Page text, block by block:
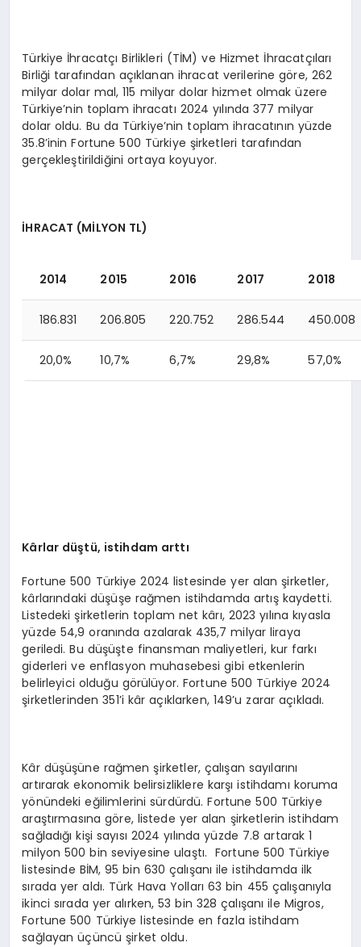
Türkiye İhracatçı Birlikleri (TİM) ve Hizmet İhracatçıları
Birliği tarafından açıklanan ihracat verilerine göre, 262
milyar dolar mal, 115 milyar dolar hizmet olmak üzere
Türkiye’nin toplam ihracatı 2024 yılında 377 milyar
dolar oldu. Bu da Türkiye’nin toplam ihracatının yüzde
35.8’inin Fortune 500 Türkiye şirketleri tarafından
gerçekleştirildiğini ortaya koyuyor.
İHRACAT (MİLYON TL)
2014 2015 2016 2017 2018
186.831 206.805 220.752 286.544 450.008
20,0% 10,7% 6,7% 29,8% 57,0%
Kârlar düştü, istihdam arttı
Fortune 500 Türkiye 2024 listesinde yer alan şirketler,
kârlarındaki düşüşe rağmen istihdamda artış kaydetti.
Listedeki şirketlerin toplam net kârı, 2023 yılına kıyasla
yüzde 54,9 oranında azalarak 435,7 milyar liraya
geriledi. Bu düşüşte finansman maliyetleri, kur farkı
giderleri ve enflasyon muhasebesi gibi etkenlerin
belirleyici olduğu görülüyor. Fortune 500 Türkiye 2024
şirketlerinden 351’i kâr açıklarken, 149’u zarar açıkladı.
Kâr düşüşüne rağmen şirketler, çalışan sayılarını
artırarak ekonomik belirsizliklere karşı istihdamı koruma
yönündeki eğilimlerini sürdürdü. Fortune 500 Türkiye
araştırmasına göre, listede yer alan şirketlerin istihdam
sağladığı kişi sayısı 2024 yılında yüzde 7.8 artarak 1
milyon 500 bin seviyesine ulaştı. Fortune 500 Türkiye
listesinde BİM, 95 bin 630 çalışanı ile istihdamda ilk
sırada yer aldı. Türk Hava Yolları 63 bin 455 çalışanıyla
ikinci sırada yer alırken, 53 bin 328 çalışanı ile Migros,
Fortune 500 Türkiye listesinde en fazla istihdam
sağlayan üçüncü şirket oldu.